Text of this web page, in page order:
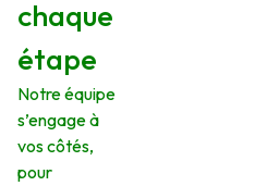
chaque
étape
Notre équipe
s’engage à
vos côtés,
pour